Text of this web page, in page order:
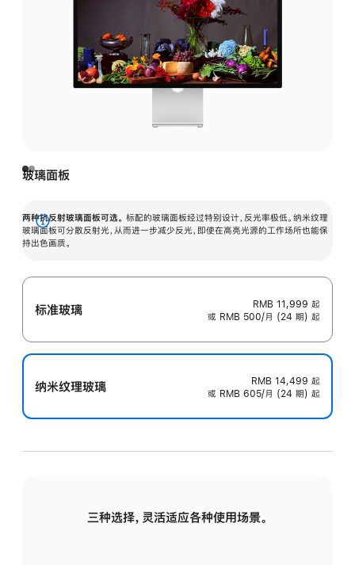
玻璃面板
两种抗反射玻璃面板可选。 标配的玻璃面板经过特别设计，反光率极低。纳米纹理
玻璃面板可分散反射光，从而进一步减少反光，即使在高亮光源的工作场所也能保
持出色画质。
展
开
标准玻璃 RMB 11,999 起
或 RMB 500/月 (24 期) 起
纳米纹理玻璃 RMB 14,499 起
或 RMB 605/月 (24 期) 起
三种选择，灵活适应各种使用场景。